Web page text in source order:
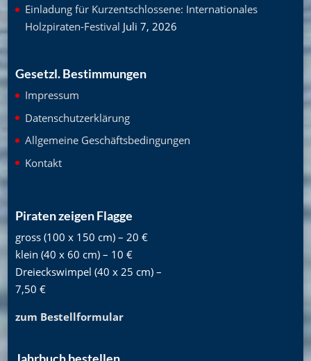
Einladung für Kurzentschlossene: Internationales
Holzpiraten-Festival Juli 7, 2026
Gesetzl. Bestimmungen
Impressum
Datenschutzerklärung
Allgemeine Geschäftsbedingungen
Kontakt
Piraten zeigen Flagge
gross (100 x 150 cm) – 20 €
klein (40 x 60 cm) – 10 €
Dreieckswimpel (40 x 25 cm) –
7,50 €
zum Bestellformular